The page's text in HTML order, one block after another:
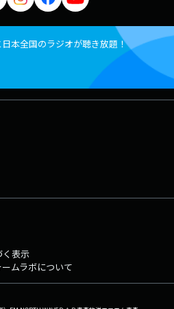
本全国のラジオが聴き放題！
く表示
ムラボについて